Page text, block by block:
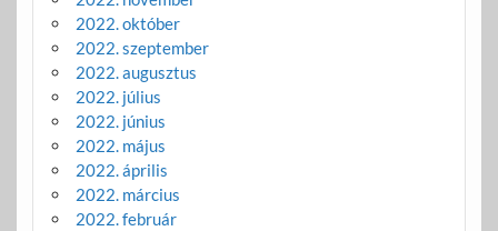
2022. október
2022. szeptember
2022. augusztus
2022. július
2022. június
2022. május
2022. április
2022. március
2022. február